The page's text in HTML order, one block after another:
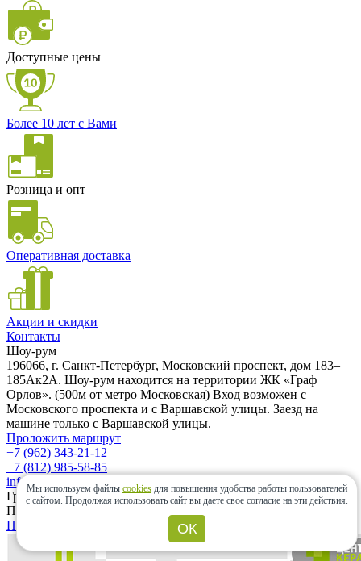
Доступные цены
Более 10 лет с Вами
Розница и опт
Оперативная доставка
Акции и скидки
Контакты
Шоу-рум
196066, г. Санкт-Петербург, Московский проспект, дом 183–
185Ак2А. Шоу-рум находится на территории ЖК «Граф
Орлов». (500м от метро Московская) Вход возможен с
Московского проспекта и с Варшавской улицы. Заезд на
машине только с Варшавской улицы.
Проложить маршрут
+7 (962) 343-21-12
+7 (812) 985-58-85
info@ceramic-center.ru
График работы шоу-рума
Понедельник — Воскресенье: с 10.00 до 20.00
Найти шоу-рум быстро
Мы используем файлы cookies для повышения удобства работы пользователей
с сайтом. Продолжая использовать сайт вы даете свое согласие на эти действия.
ОК